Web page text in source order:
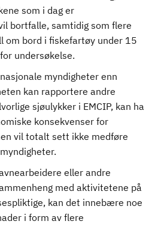
som i dag er
bortfalle, samtidig som flere
om bord i fiskefartøy under 15
undersøkelse.
myndigheter enn
kan rapportere andre
sjøulykker i EMCIP, kan ha
konsekvenser for
vil totalt sett ikke medføre
eller andre
med aktivitetene på
kan det innebære noe
i form av flere